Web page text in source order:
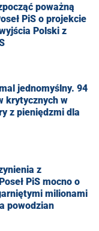
poważną
PiS o projekcie
Polski z
jednomyślny. 94
krytycznych w
z pieniędzmi dla
z
PiS mocno o
milionami
powodzian